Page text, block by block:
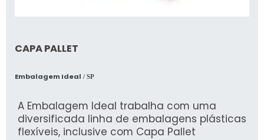
CAPA PALLET
Embalagem Ideal / SP
A Embalagem Ideal trabalha com uma
diversificada linha de embalagens plásticas
flexíveis, inclusive com Capa Pallet